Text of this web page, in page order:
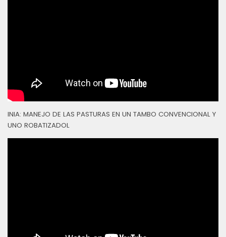
INIA: MANEJO DE LAS PASTURAS EN UN TAMBO CONVENCIONAL Y
UNO ROBATIZADOL